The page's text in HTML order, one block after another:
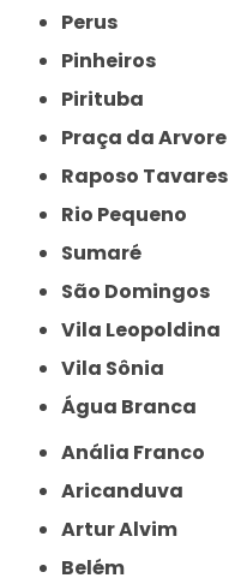
Perus
Pinheiros
Pirituba
Praça da Arvore
Raposo Tavares
Rio Pequeno
Sumaré
São Domingos
Vila Leopoldina
Vila Sônia
Água Branca
Anália Franco
Aricanduva
Artur Alvim
Belém